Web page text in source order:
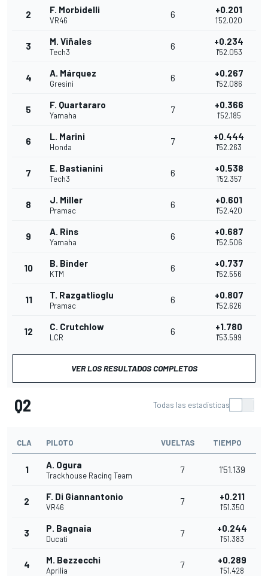
2 F. Morbidelli
VR46
6 +0.201
1'52.020
3 M. Viñales
Tech3
6 +0.234
1'52.053
4 A. Márquez
Gresini
6 +0.267
1'52.086
5 F. Quartararo
Yamaha
7 +0.366
1'52.185
6 L. Marini
Honda
7 +0.444
1'52.263
7 E. Bastianini
Tech3
6 +0.538
1'52.357
8 J. Miller
Pramac
6 +0.601
1'52.420
9 A. Rins
Yamaha
6 +0.687
1'52.506
10 B. Binder
KTM
6 +0.737
1'52.556
11 T. Razgatlioglu
Pramac
6 +0.807
1'52.626
12 C. Crutchlow
LCR
6 +1.780
1'53.599
VER LOS RESULTADOS COMPLETOS
Q2 Todas las estadísticas
CLA PILOTO VUELTAS TIEMPO
1 A. Ogura
Trackhouse Racing Team
7 1'51.139
2 F. Di Giannantonio
VR46
7 +0.211
1'51.350
3 P. Bagnaia
Ducati
7 +0.244
1'51.383
4 M. Bezzecchi
Aprilia
7 +0.289
1'51.428